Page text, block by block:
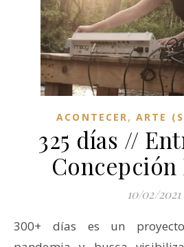
ACONTECER,ARTE
325 días //
10/02/2021
300+ días es un proyecto que registra la